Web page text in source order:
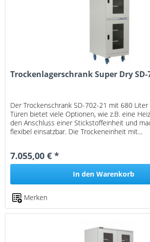
Trockenlagerschrank Super Dry SD-
Der Trockenschrank SD-702-21 mit 680 Liter
Türen bietet viele Optionen, wie z.B. eine
den Anschluss einer Stickstoffeinheit und
flexibel einsatzbar. Die Trockeneinheit mit...
7.055,00 € *
In den Warenkorb
Merken